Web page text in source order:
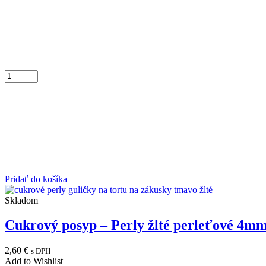
Pridať do košíka
Skladom
Cukrový posyp – Perly žlté perleťové
2,60 € s DPH
Add to Wishlist